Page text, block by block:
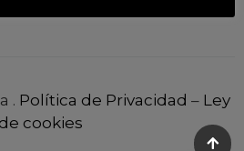
. Política de Privacidad – Ley
de cookies